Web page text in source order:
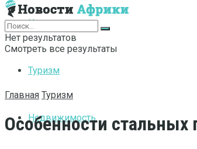
Интернет
Туризм
Недвижимость
Нет результатов
Смотреть все результаты
Главная Туризм
Особенности